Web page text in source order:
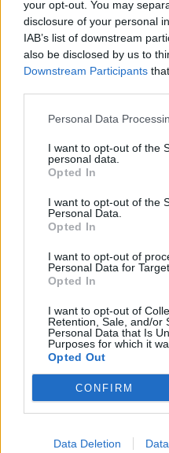
your opt-out. You may
disclosure of your personal
IAB’s list of downstream
also be disclosed by us to
Downstream Participants
Personal Data
I want to opt-out of the
personal data.
Opted In
I want to opt-out of the
Personal Data.
Opted In
I want to opt-out of
Personal Data for
Opted In
I want to opt-out of
Retention, Sale, and/or
Personal Data that Is
Purposes for which it
Opted Out
CONFIRM
Data Deletion